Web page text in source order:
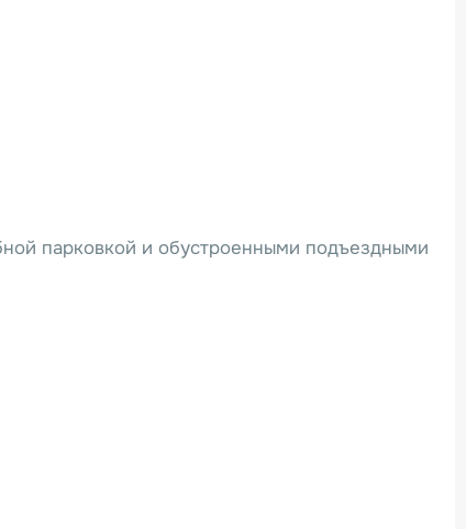
парковкой и обустроенными подъездными